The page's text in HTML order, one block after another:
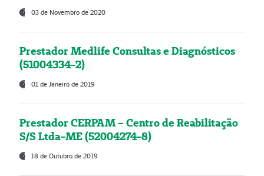
03 de Novembro de 2020
Prestador Medlife Consultas e Diagnósticos
(51004334-2)
01 de Janeiro de 2019
Prestador CERPAM – Centro de Reabilitação
S/S Ltda-ME (52004274-8)
18 de Outubro de 2019